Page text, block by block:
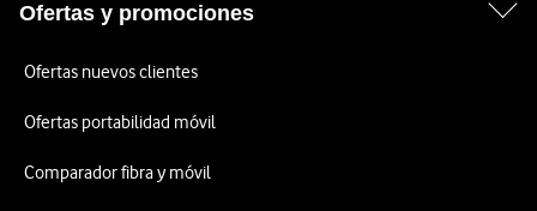
Ofertas y promociones
Ofertas nuevos clientes
Ofertas portabilidad móvil
Comparador fibra y móvil